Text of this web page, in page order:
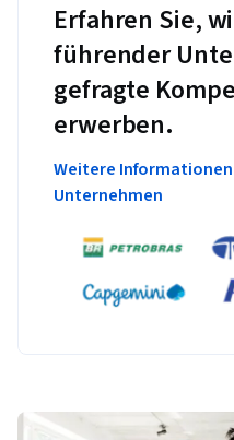
Erfahren Sie,
führender
gefragte
erwerben.
Weitere Informationen
Unternehmen